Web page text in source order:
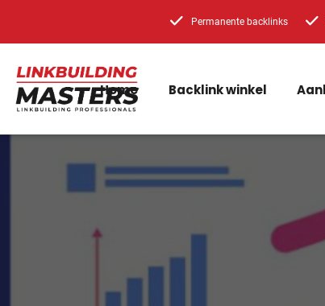
Permanente backlinks
Home Backlink winkel